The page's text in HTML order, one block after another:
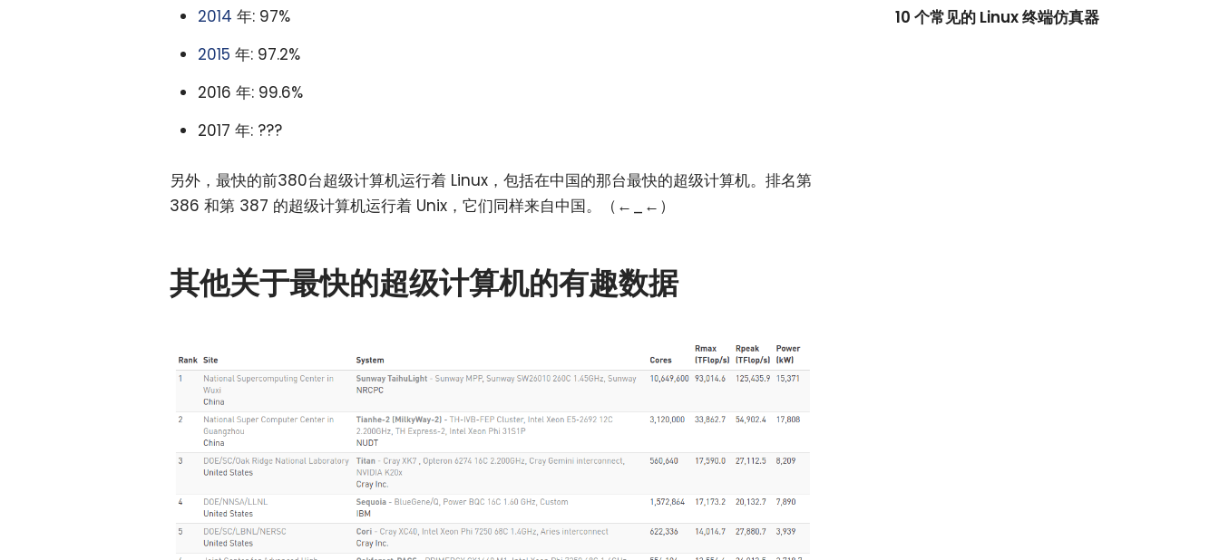
2014 年: 97%
2015 年: 97.2%
2016 年: 99.6%
2017 年: ???
另外，最快的前380台超级计算机运行着 Linux，包括在中国的那台最快的超级计算机。排名第
386 和第 387 的超级计算机运行着 Unix，它们同样来自中国。（←_←）
其他关于最快的超级计算机的有趣数据
10 个常见的 Linux 终端仿真器